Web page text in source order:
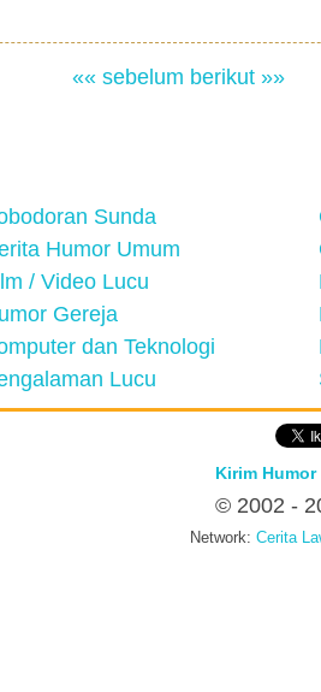
«« sebelum berikut »»
Sunda
Humor Umum
/ Video Lucu
Gereja
dan Teknologi
Lucu
Kirim Humor
© 2002 -
Network: Cerita